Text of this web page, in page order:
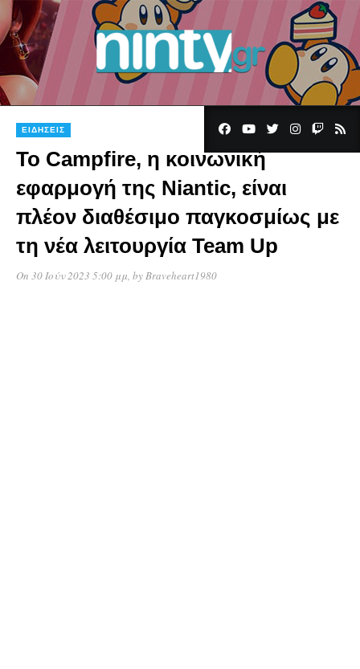
ΕΙΔΉΣΕΙΣ
Το Campfire, η κοινωνική
εφαρμογή της Niantic, είναι
πλέον διαθέσιμο παγκοσμίως με
τη νέα λειτουργία Team Up
On 30 Ιούν 2023 5:00 μμ, byBraveheart1980